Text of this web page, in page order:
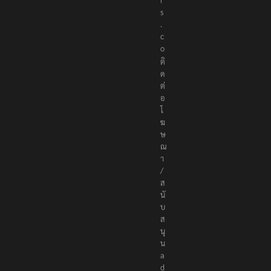
r
s
.
c
o
ติ
ด
ต่
อ
โ
ฆ
ษ
ณ
า
/
ส
นั
บ
ส
นุ
น
a